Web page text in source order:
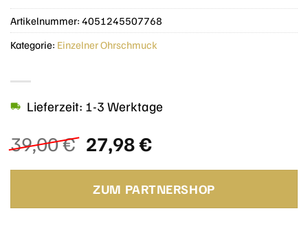
39,00€ Ursprünglicher
Preis
war:
39,00 €
27,98€Aktueller
ist:
27,98 €.
Lieferzeit: 1-3 Werktage
ZUM PARTNERSHOP
Artikelnummer: 4051245507768
Kategorie: Einzelner Ohrschmuck